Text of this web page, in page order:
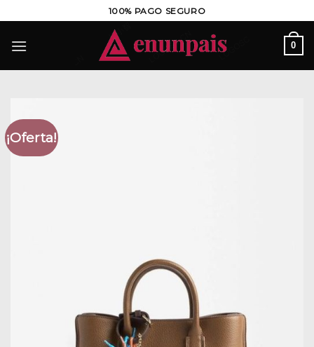
al
contenido
100% PAGO SEGURO
0
¡Oferta!